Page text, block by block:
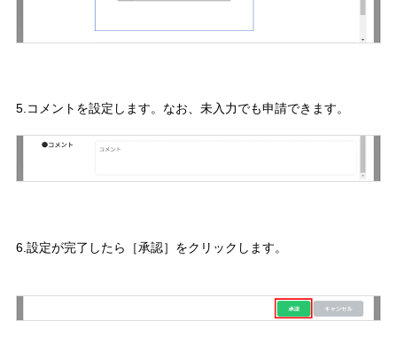
5.コメントを設定します。なお、未入力でも申請できます。
6.設定が完了したら［承認］をクリックします。